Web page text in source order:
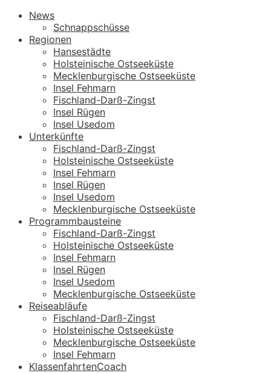
News
Schnappschüsse
Regionen
Hansestädte
Holsteinische Ostseeküste
Mecklenburgische Ostseeküste
Insel Fehmarn
Fischland-Darß-Zingst
Insel Rügen
Insel Usedom
Unterkünfte
Fischland-Darß-Zingst
Holsteinische Ostseeküste
Insel Fehmarn
Insel Rügen
Insel Usedom
Mecklenburgische Ostseeküste
Programmbausteine
Fischland-Darß-Zingst
Holsteinische Ostseeküste
Insel Fehmarn
Insel Rügen
Insel Usedom
Mecklenburgische Ostseeküste
Reiseabläufe
Fischland-Darß-Zingst
Holsteinische Ostseeküste
Mecklenburgische Ostseeküste
Insel Fehmarn
KlassenfahrtenCoach